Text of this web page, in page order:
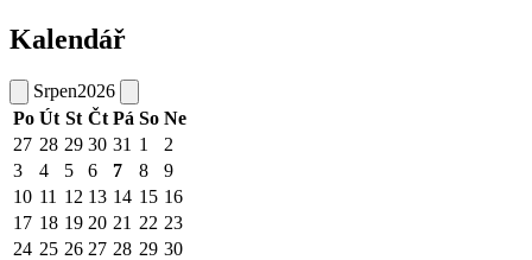
Kalendář
Srpen2026
Po Út St Čt Pá So Ne
27 28 29 30 31 1
2
3
4 5 6 7 8
9
10 11 12 13 14 15 16
17 18 19 20 21 22 23
24 25 26 27 28 29 30